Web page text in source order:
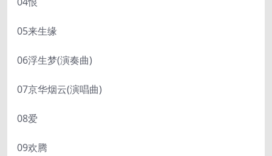
05来生缘
06浮生梦(演奏曲)
07京华烟云(演唱曲)
08爱
09欢腾